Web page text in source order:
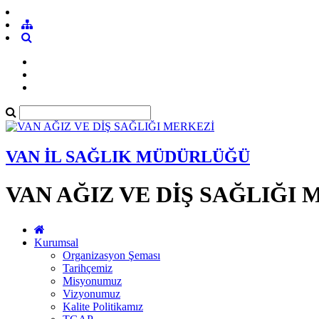
VAN İL SAĞLIK MÜDÜRLÜĞÜ
VAN AĞIZ VE DİŞ SAĞLIĞI
Kurumsal
Organizasyon Şeması
Tarihçemiz
Misyonumuz
Vizyonumuz
Kalite Politikamız